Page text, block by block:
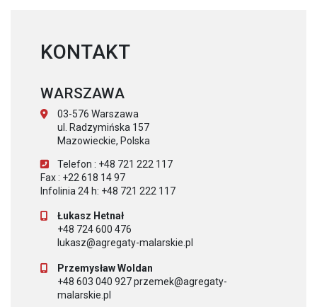
KONTAKT
WARSZAWA
03-576 Warszawa
ul. Radzymińska 157
Mazowieckie, Polska
Telefon : +48 721 222 117
Fax : +22 618 14 97
Infolinia 24 h: +48 721 222 117
Łukasz Hetnał
+48 724 600 476
lukasz@agregaty-malarskie.pl
Przemysław Woldan
+48 603 040 927 przemek@agregaty-
malarskie.pl